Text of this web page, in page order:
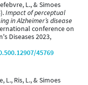
L., & Simoes
Impact of perceptual
in Alzheimer’s disease
conference on
Diseases 2023,
45769
L., Ris, L., & Simoes